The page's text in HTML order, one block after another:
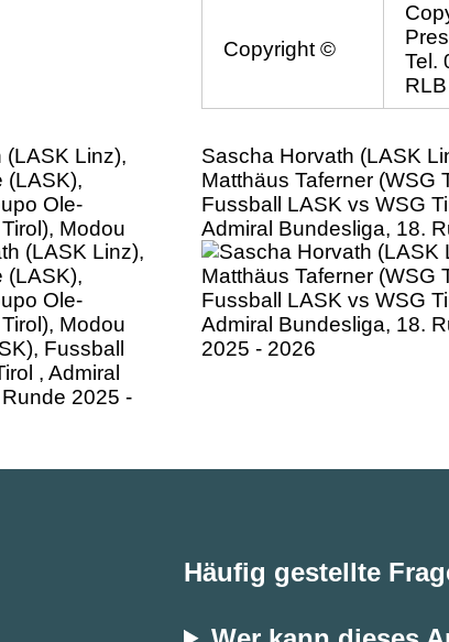
Copyright ©
Tel.
RLB
(LASK Linz),
(LASK),
Ole-
Modou
Fussball
, Admiral
2025 -
Sascha Horvath (LASK
Matthäus Taferner (WSG
Fussball LASK vs WSG
Admiral Bundesliga, 18.
2025 - 2026
Häufig gestellte